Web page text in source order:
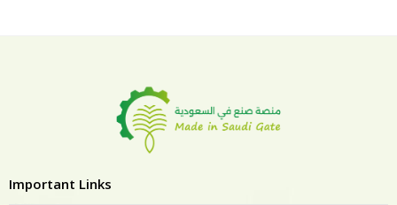
Important Links